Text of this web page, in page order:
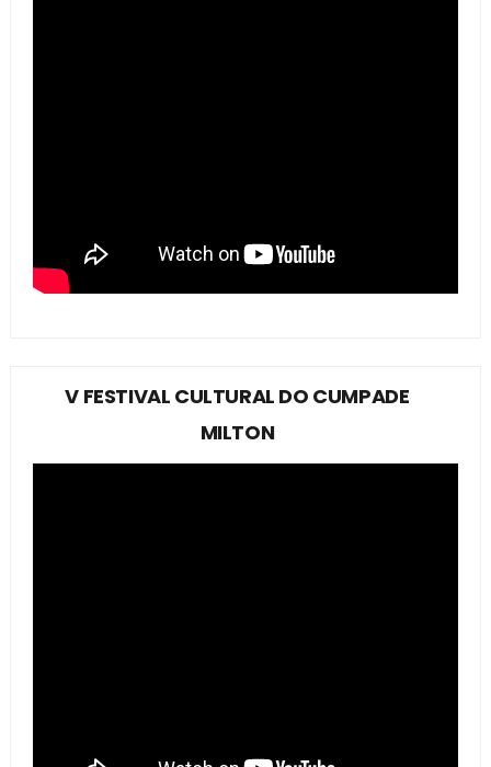
V FESTIVAL CULTURAL DO CUMPADE
MILTON